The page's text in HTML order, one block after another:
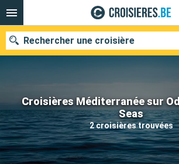
Croisières Méditerranée sur
Seas
2 croisières trouvées
Rechercher une croisière
Nos destinations
Mois de départ
Ports